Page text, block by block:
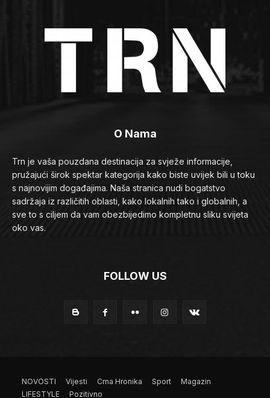
O Nama
Trn je vaša pouzdana destinacija za svježe informacije,
pružajući širok spektar kategorija kako biste uvijek bili u toku
s najnovijim događajima. Naša stranica nudi bogatstvo
sadržaja iz različitih oblasti, kako lokalnih tako i globalnih, a
sve to s ciljem da vam obezbijedimo kompletnu sliku svijeta
oko vas.
FOLLOW US
NOVOSTI Vijesti Crna Hronika Sport
Magazin
LIFESTYLE
Pozitivno